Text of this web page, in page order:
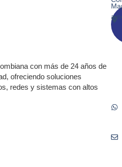
con más de 24 años de
ofreciendo soluciones
redes y sistemas con altos